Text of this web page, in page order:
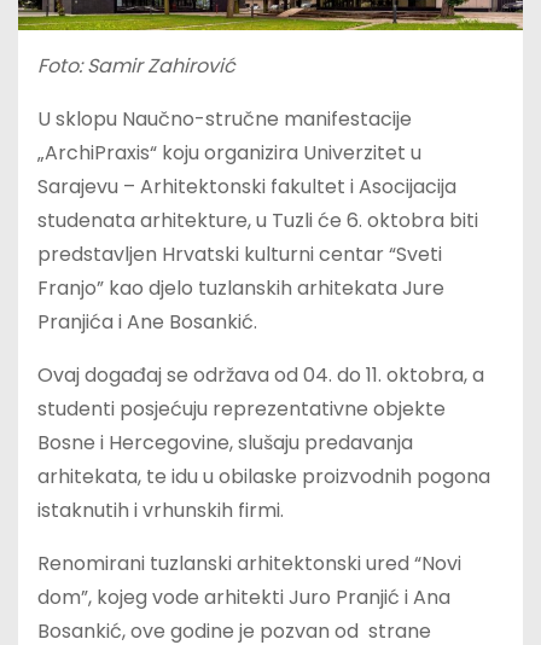
Foto: Samir Zahirović
U sklopu Naučno-stručne manifestacije
„ArchiPraxis“ koju organizira Univerzitet u
Sarajevu – Arhitektonski fakultet i Asocijacija
studenata arhitekture, u Tuzli će 6. oktobra biti
predstavljen Hrvatski kulturni centar “Sveti
Franjo” kao djelo tuzlanskih arhitekata Jure
Pranjića i Ane Bosankić.
Ovaj događaj se održava od 04. do 11. oktobra, a
studenti posjećuju reprezentativne objekte
Bosne i Hercegovine, slušaju predavanja
arhitekata, te idu u obilaske proizvodnih pogona
istaknutih i vrhunskih firmi.
Renomirani tuzlanski arhitektonski ured “Novi
dom”, kojeg vode arhitekti Juro Pranjić i Ana
Bosankić, ove godine je pozvan od strane